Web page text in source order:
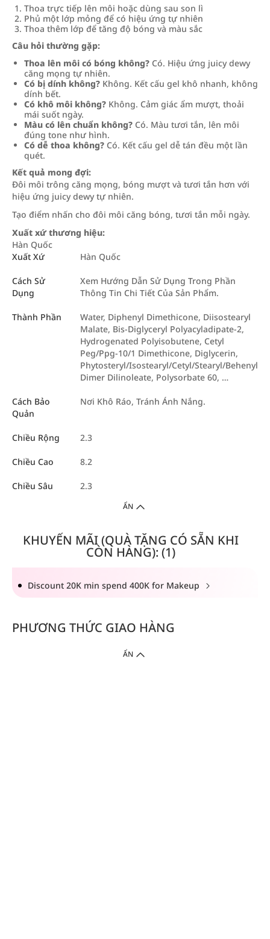
Thoa trực tiếp lên môi hoặc dùng sau son lì
Phủ một lớp mỏng để có hiệu ứng tự nhiên
Thoa thêm lớp để tăng độ bóng và màu sắc
Câu hỏi thường gặp:
Thoa lên môi có bóng không? Có. Hiệu ứng juicy dewy
căng mọng tự nhiên.
Có bị dính không? Không. Kết cấu gel khô nhanh, không
dính bết.
Có khô môi không? Không. Cảm giác ẩm mượt, thoải
mái suốt ngày.
Màu có lên chuẩn không? Có. Màu tươi tắn, lên môi
đúng tone như hình.
Có dễ thoa không? Có. Kết cấu gel dễ tán đều một lần
quét.
Kết quả mong đợi:
Đôi môi trông căng mọng, bóng mượt và tươi tắn hơn với
hiệu ứng juicy dewy tự nhiên.
Tạo điểm nhấn cho đôi môi căng bóng, tươi tắn mỗi ngày.
Xuất xứ thương hiệu:
Hàn Quốc
Xuất Xứ
Hàn Quốc
Cách Sử
Dụng
Xem Hướng Dẫn Sử Dụng Trong Phần
Thông Tin Chi Tiết Của Sản Phẩm.
Thành Phần
Water, Diphenyl Dimethicone, Diisostearyl
Malate, Bis-Diglyceryl Polyacyladipate-2,
Hydrogenated Polyisobutene, Cetyl
Peg/Ppg-10/1 Dimethicone, Diglycerin,
Phytosteryl/Isostearyl/Cetyl/Stearyl/Behenyl
Dimer Dilinoleate, Polysorbate 60, …
Cách Bảo
Quản
Nơi Khô Ráo, Tránh Ánh Nắng.
Chiều Rộng 2.3
Chiều Cao 8.2
Chiều Sâu 2.3
ẨN
KHUYẾN MÃI (QUÀ TẶNG CÓ SẴN KHI
CÒN HÀNG): (1)
Discount 20K min spend 400K for Makeup
PHƯƠNG THỨC GIAO HÀNG
ẨN